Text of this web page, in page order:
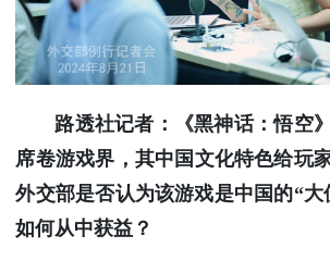
路透社记者：《黑神话：悟空
席卷游戏界，其中国文化特色给玩
外交部是否认为该游戏是中国的“大
如何从中获益？